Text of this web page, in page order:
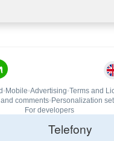
Telefony